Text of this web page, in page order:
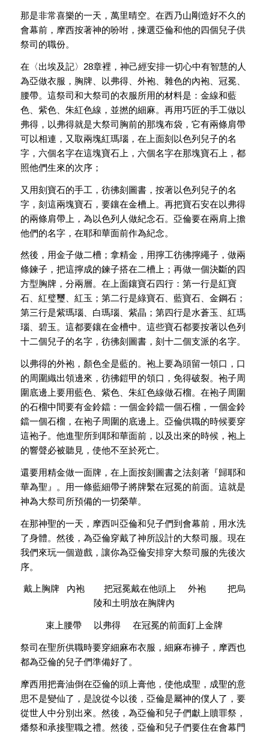
那是非常喜樂的一天，萬里晴空。在西乃山剛造好不久的
會幕前，摩西按著神的吩咐，揀選亞倫和他的四個兒子供
祭司的職份。
在〈出埃及記〉28章裡，神己經安排一切心中有智慧的人
為亞做衣服，胸牌、以弗得、外袍、雜色的內袍、冠冕、
腰帶。這祭司和大祭司的衣服所用的材料是：金線和藍
色、紫色、朱紅色線，並撚的細麻。再用巧匠的手工做以
弗得，以弗得就是大祭司胸前的那塊布袋，它有兩條肩帶
可以相連，又取兩塊紅瑪瑙，在上面刻以色列兒子的名
字，六個名字在這塊寶石上，六個名字在那塊寶石上，都
照他們生來的次序；
又用刻寶石的手工，彷彿刻圖書，按著以色列兒子的名
字，刻這兩塊寶石，要鑲在金槽上。再把寶石安在以弗得
的兩條肩帶上，為以色列人做紀念石。亞倫要在兩肩上擔
他們的名字，在耶和華面前作為紀念。
然後，用金子做二槽；拿精金，用擰工彷彿擰繩子，做兩
條鍊子，把這擰成的鍊子搭在二槽上；再做一個決斷的四
方型胸牌，分兩層。在上面鑲寶石四行：第一行是紅寶
石、紅璧璽、紅玉；第二行是綠寶石、藍寶石、金鋼石；
第三行是紫瑪瑙、白瑪瑙、紫晶；第四行是水蒼玉、紅瑪
瑙、碧玉。這都要鑲在金槽中。這些寶石都要按著以色列
十二個兒子的名字，彷彿刻圖書，刻十二個支派的名字。
以弗得的外袍，顏色全是藍的。袍上要為頭留一領口，口
的周圍織出領邊來，彷彿鎧甲的領口，免得破裂。袍子周
圍底邊上要用藍色、紫色、朱紅色線做石榴。在袍子周圍
的石榴中間要有金鈴鐺：一個金鈴鐺一個石榴，一個金鈴
鐺一個石榴，在袍子周圍的底邊上。亞倫供職的時候要穿
這袍子。他進聖所到耶和華面前，以及出來的時候，袍上
的響聲必被聽見，使他不至於死亡。
還要用精金做一面牌，在上面按刻圖書之法刻著『歸耶和
華為聖』。用一條藍細帶子將牌繫在冠冕的前面。這就是
神為大祭司所預備的一切榮華。
在那神聖的一天，摩西叫亞倫和兒子們到會幕前，用水洗
了身體。然後，為亞倫穿戴了神所設計的大祭司服。現在
我們來玩一個遊戲，讓你為亞倫安排穿大祭司服的先後次
序。
戴上胸牌 內袍 把冠冕戴在他頭上 外袍 把烏
陵和土明放在胸牌內
束上腰帶 以弗得 在冠冕的前面釘上金牌
祭司在聖所供職時要穿細麻布衣服，細麻布褲子，摩西也
都為亞倫的兒子們準備好了。
摩西用把膏油倒在亞倫的頭上膏他，使他成聖，成聖的意
思不是變仙了，是說從今以後，亞倫是屬神的僕人了，要
從世人中分別出來。然後，為亞倫和兒子們獻上贖罪祭，
燔祭和承接聖職之禮。然後，亞倫和兒子們要住在會幕門